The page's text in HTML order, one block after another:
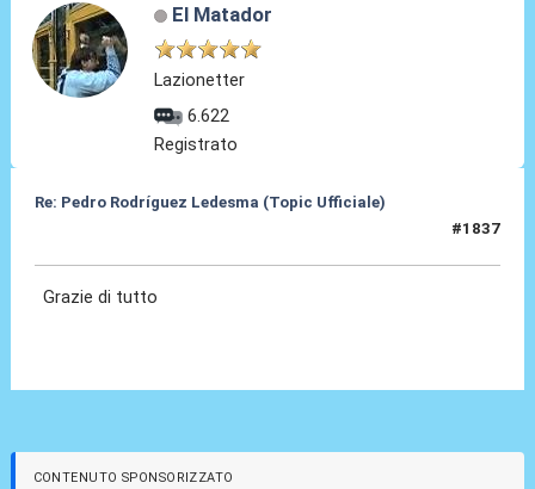
El Matador
Lazionetter
6.622
Registrato
Re: Pedro Rodríguez Ledesma (Topic Ufficiale)
#1837
Grazie di tutto
CONTENUTO SPONSORIZZATO